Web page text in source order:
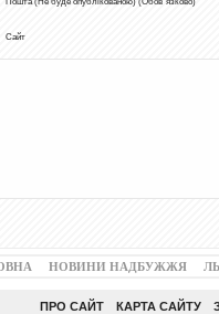
Сайт
НОВИНИ НАДБУЖЖЯ
ПРО САЙТ КАРТА САЙТУ